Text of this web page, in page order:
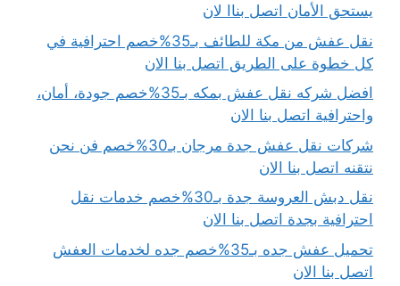
يستحق الأمان اتصل بناا لان
نقل عفش من مكة للطائف بـ35%خصم احترافية في
كل خطوة على الطريق اتصل بنا الان
افضل شركه نقل عفش بمكه بـ35%خصم جودة، أمان،
واحترافية اتصل بنا الان
شركات نقل عفش جدة مرجان بـ30%خصم فن نحن
نتقنه اتصل بنا الان
نقل دبش العروسة جدة بـ30%خصم خدمات نقل
احترافية بجدة اتصل بنا الان
تحميل عفش جده بـ35%خصم جده لخدمات العفش
اتصل بنا الان